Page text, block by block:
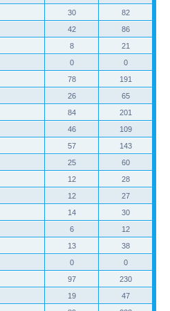
30
82
42
86
8
21
0
0
78
191
26
65
84
201
46
109
57
143
25
60
12
28
12
27
14
30
6
12
13
38
0
0
97
230
19
47